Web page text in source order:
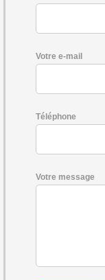
Votre e-mail
Téléphone
Votre message